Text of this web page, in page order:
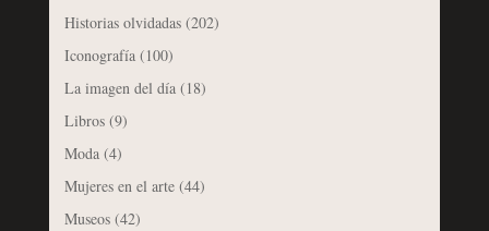
Historias olvidadas(202)
Iconografía(100)
La imagen del día(18)
Libros(9)
Moda(4)
Mujeres en el arte(44)
Museos(42)